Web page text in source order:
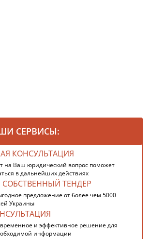
СЕРВИСЫ:
КОНСУЛЬТАЦИЯ
на Ваш юридический вопрос поможет
в дальнейших действиях
СОБСТВЕННЫЙ ТЕНДЕР
предложение от более чем 5000
Украины
и эффективное решение для
информации